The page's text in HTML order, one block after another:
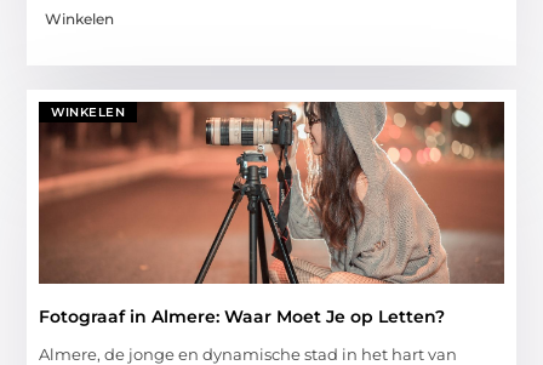
Winkelen
WINKELEN
Fotograaf in Almere: Waar Moet Je op Letten?
Almere, de jonge en dynamische stad in het hart van